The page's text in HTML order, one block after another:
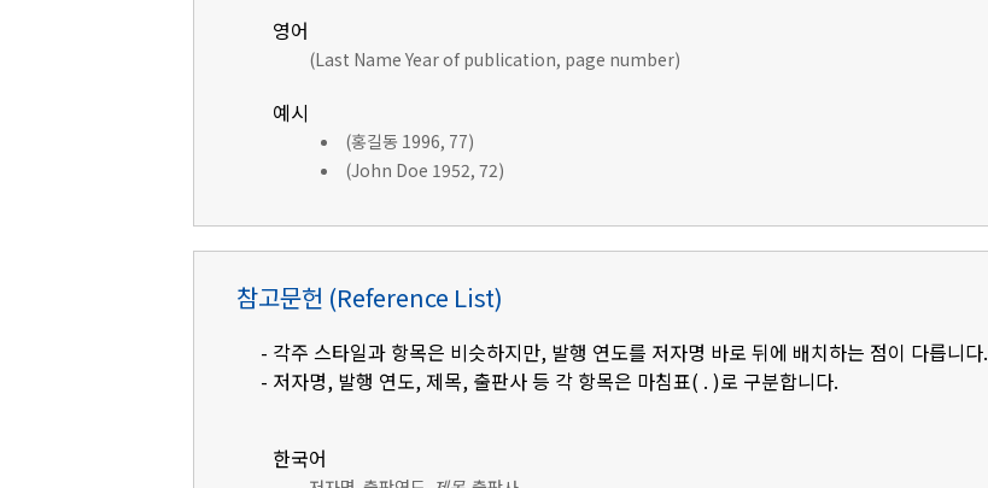
영어
(Last Name Year of publication, page number)
예시
(홍길동 1996, 77)
(John Doe 1952, 72)
참고문헌 (Reference List)
- 각주 스타일과 항목은 비슷하지만, 발행 연도를 저자명 바로 뒤에 배치하는 점이 다릅니다.
- 저자명, 발행 연도, 제목, 출판사 등 각 항목은 마침표( . )로 구분합니다.
한국어